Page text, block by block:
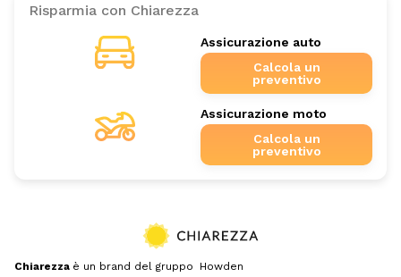
Risparmia con Chiarezza
Assicurazione auto
Calcola un
preventivo
Assicurazione moto
Calcola un
preventivo
Chiarezza è un brand del gruppo Howden